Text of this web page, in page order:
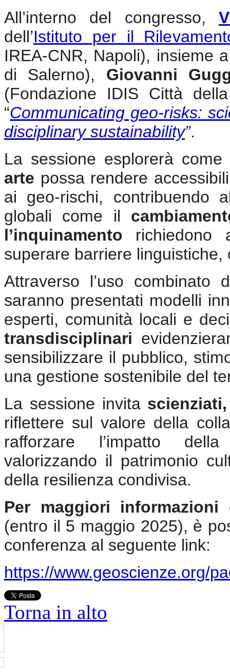
All’interno del congresso,
dell’Istituto per il
IREA-CNR, Napoli), insieme
di Salerno), Giovanni
(Fondazione IDIS Città
“Communicating geo-risks:
disciplinary sustainability”.
La sessione esplorerà
arte possa rendere
ai geo-rischi, contribuendo
globali come il
l’inquinamento richiedono
superare barriere linguistiche,
Attraverso l’uso combinato
saranno presentati modelli
esperti, comunità locali e
transdisciplinari
sensibilizzare il pubblico,
una gestione sostenibile del
La sessione invita
riflettere sul valore della
rafforzare l’impatto
valorizzando il patrimonio
della resilienza condivisa.
Per maggiori
(entro il 5 maggio 2025), è
conferenza al seguente link:
https://www.geoscienze.org/
Torna in alto